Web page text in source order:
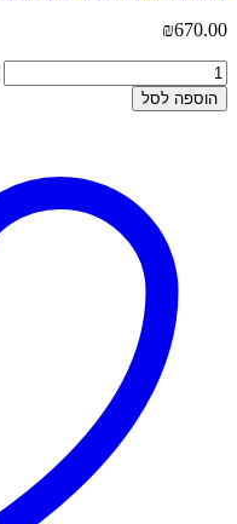
₪670.00
הוספה לסל